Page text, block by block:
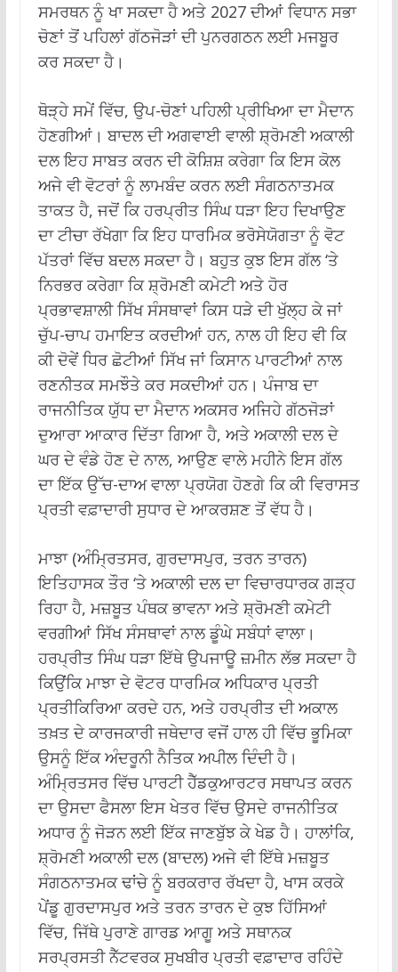
ਸਮਰਥਨ ਨੂੰ ਖਾ ਸਕਦਾ ਹੈ ਅਤੇ 2027 ਦੀਆਂ ਵਿਧਾਨ ਸਭਾ
ਚੋਣਾਂ ਤੋਂ ਪਹਿਲਾਂ ਗੱਠਜੋੜਾਂ ਦੀ ਪੁਨਰਗਠਨ ਲਈ ਮਜਬੂਰ
ਕਰ ਸਕਦਾ ਹੈ।
ਥੋੜ੍ਹੇ ਸਮੇਂ ਵਿੱਚ, ਉਪ-ਚੋਣਾਂ ਪਹਿਲੀ ਪ੍ਰੀਖਿਆ ਦਾ ਮੈਦਾਨ
ਹੋਣਗੀਆਂ। ਬਾਦਲ ਦੀ ਅਗਵਾਈ ਵਾਲੀ ਸ਼੍ਰੋਮਣੀ ਅਕਾਲੀ
ਦਲ ਇਹ ਸਾਬਤ ਕਰਨ ਦੀ ਕੋਸ਼ਿਸ਼ ਕਰੇਗਾ ਕਿ ਇਸ ਕੋਲ
ਅਜੇ ਵੀ ਵੋਟਰਾਂ ਨੂੰ ਲਾਮਬੰਦ ਕਰਨ ਲਈ ਸੰਗਠਨਾਤਮਕ
ਤਾਕਤ ਹੈ, ਜਦੋਂ ਕਿ ਹਰਪ੍ਰੀਤ ਸਿੰਘ ਧੜਾ ਇਹ ਦਿਖਾਉਣ
ਦਾ ਟੀਚਾ ਰੱਖੇਗਾ ਕਿ ਇਹ ਧਾਰਮਿਕ ਭਰੋਸੇਯੋਗਤਾ ਨੂੰ ਵੋਟ
ਪੱਤਰਾਂ ਵਿੱਚ ਬਦਲ ਸਕਦਾ ਹੈ। ਬਹੁਤ ਕੁਝ ਇਸ ਗੱਲ ‘ਤੇ
ਨਿਰਭਰ ਕਰੇਗਾ ਕਿ ਸ਼੍ਰੋਮਣੀ ਕਮੇਟੀ ਅਤੇ ਹੋਰ
ਪ੍ਰਭਾਵਸ਼ਾਲੀ ਸਿੱਖ ਸੰਸਥਾਵਾਂ ਕਿਸ ਧੜੇ ਦੀ ਖੁੱਲ੍ਹ ਕੇ ਜਾਂ
ਚੁੱਪ-ਚਾਪ ਹਮਾਇਤ ਕਰਦੀਆਂ ਹਨ, ਨਾਲ ਹੀ ਇਹ ਵੀ ਕਿ
ਕੀ ਦੋਵੇਂ ਧਿਰ ਛੋਟੀਆਂ ਸਿੱਖ ਜਾਂ ਕਿਸਾਨ ਪਾਰਟੀਆਂ ਨਾਲ
ਰਣਨੀਤਕ ਸਮਝੌਤੇ ਕਰ ਸਕਦੀਆਂ ਹਨ। ਪੰਜਾਬ ਦਾ
ਰਾਜਨੀਤਿਕ ਯੁੱਧ ਦਾ ਮੈਦਾਨ ਅਕਸਰ ਅਜਿਹੇ ਗੱਠਜੋੜਾਂ
ਦੁਆਰਾ ਆਕਾਰ ਦਿੱਤਾ ਗਿਆ ਹੈ, ਅਤੇ ਅਕਾਲੀ ਦਲ ਦੇ
ਘਰ ਦੇ ਵੰਡੇ ਹੋਣ ਦੇ ਨਾਲ, ਆਉਣ ਵਾਲੇ ਮਹੀਨੇ ਇਸ ਗੱਲ
ਦਾ ਇੱਕ ਉੱਚ-ਦਾਅ ਵਾਲਾ ਪ੍ਰਯੋਗ ਹੋਣਗੇ ਕਿ ਕੀ ਵਿਰਾਸਤ
ਪ੍ਰਤੀ ਵਫ਼ਾਦਾਰੀ ਸੁਧਾਰ ਦੇ ਆਕਰਸ਼ਣ ਤੋਂ ਵੱਧ ਹੈ।
ਮਾਝਾ (ਅੰਮ੍ਰਿਤਸਰ, ਗੁਰਦਾਸਪੁਰ, ਤਰਨ ਤਾਰਨ)
ਇਤਿਹਾਸਕ ਤੌਰ ‘ਤੇ ਅਕਾਲੀ ਦਲ ਦਾ ਵਿਚਾਰਧਾਰਕ ਗੜ੍ਹ
ਰਿਹਾ ਹੈ, ਮਜ਼ਬੂਤ ਪੰਥਕ ਭਾਵਨਾ ਅਤੇ ਸ਼੍ਰੋਮਣੀ ਕਮੇਟੀ
ਵਰਗੀਆਂ ਸਿੱਖ ਸੰਸਥਾਵਾਂ ਨਾਲ ਡੂੰਘੇ ਸਬੰਧਾਂ ਵਾਲਾ।
ਹਰਪ੍ਰੀਤ ਸਿੰਘ ਧੜਾ ਇੱਥੇ ਉਪਜਾਊ ਜ਼ਮੀਨ ਲੱਭ ਸਕਦਾ ਹੈ
ਕਿਉਂਕਿ ਮਾਝਾ ਦੇ ਵੋਟਰ ਧਾਰਮਿਕ ਅਧਿਕਾਰ ਪ੍ਰਤੀ
ਪ੍ਰਤੀਕਿਰਿਆ ਕਰਦੇ ਹਨ, ਅਤੇ ਹਰਪ੍ਰੀਤ ਦੀ ਅਕਾਲ
ਤਖ਼ਤ ਦੇ ਕਾਰਜਕਾਰੀ ਜਥੇਦਾਰ ਵਜੋਂ ਹਾਲ ਹੀ ਵਿੱਚ ਭੂਮਿਕਾ
ਉਸਨੂੰ ਇੱਕ ਅੰਦਰੂਨੀ ਨੈਤਿਕ ਅਪੀਲ ਦਿੰਦੀ ਹੈ।
ਅੰਮ੍ਰਿਤਸਰ ਵਿੱਚ ਪਾਰਟੀ ਹੈੱਡਕੁਆਰਟਰ ਸਥਾਪਤ ਕਰਨ
ਦਾ ਉਸਦਾ ਫੈਸਲਾ ਇਸ ਖੇਤਰ ਵਿੱਚ ਉਸਦੇ ਰਾਜਨੀਤਿਕ
ਅਧਾਰ ਨੂੰ ਜੋੜਨ ਲਈ ਇੱਕ ਜਾਣਬੁੱਝ ਕੇ ਖੇਡ ਹੈ। ਹਾਲਾਂਕਿ,
ਸ਼੍ਰੋਮਣੀ ਅਕਾਲੀ ਦਲ (ਬਾਦਲ) ਅਜੇ ਵੀ ਇੱਥੇ ਮਜ਼ਬੂਤ
ਸੰਗਠਨਾਤਮਕ ਢਾਂਚੇ ਨੂੰ ਬਰਕਰਾਰ ਰੱਖਦਾ ਹੈ, ਖਾਸ ਕਰਕੇ
ਪੇਂਡੂ ਗੁਰਦਾਸਪੁਰ ਅਤੇ ਤਰਨ ਤਾਰਨ ਦੇ ਕੁਝ ਹਿੱਸਿਆਂ
ਵਿੱਚ, ਜਿੱਥੇ ਪੁਰਾਣੇ ਗਾਰਡ ਆਗੂ ਅਤੇ ਸਥਾਨਕ
ਸਰਪ੍ਰਸਤੀ ਨੈੱਟਵਰਕ ਸੁਖਬੀਰ ਪ੍ਰਤੀ ਵਫ਼ਾਦਾਰ ਰਹਿੰਦੇ